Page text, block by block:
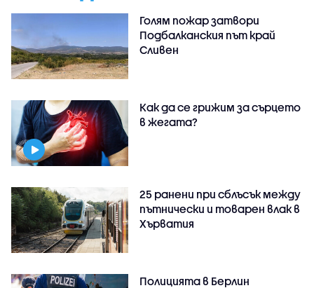
Голям пожар затвори
Подбалканския път край
Сливен
Как да се грижим за сърцето
в жегата?
25 ранени при сблъсък между
пътнически и товарен влак в
Хърватия
Полицията в Берлин